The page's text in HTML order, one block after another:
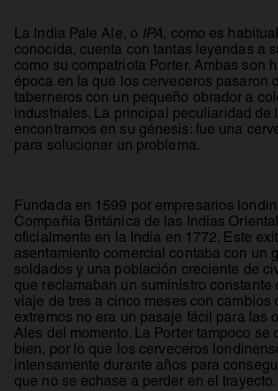
La India Pale Ale, o IPA, como es
conocida, cuenta con tantas leyendas a
como su compatriota Porter. Ambas son
época en la que los cerveceros pasaron
taberneros con un pequeño obrador a
industriales. La principal peculiaridad de
encontramos en su génesis: fue una
para solucionar un problema.
Fundada en 1599 por empresarios
Compañía Británica de las Indias
oficialmente en la India en 1772. Este
asentamiento comercial contaba con un
soldados y una población creciente de
que reclamaban un suministro constante
viaje de tres a cinco meses con cambios
extremos no era un pasaje fácil para las
Ales del momento. La Porter tampoco se
bien, por lo que los cerveceros
intensamente durante años para
que no se echase a perder en el trayecto.